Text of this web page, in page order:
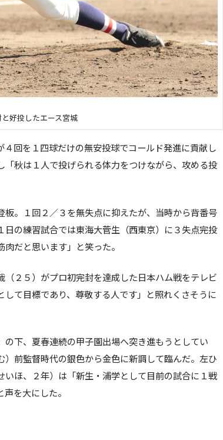
好投したエース宮城
回を１四球だけの無安投球でコールド発進に貢献し
秋は１人で投げられる体力をつけながら、攻める投
。１回２／３を無失点に抑えたが、当時から背番号
の練習試合では東海大菅生（西東京）に３失点完投
だと思います」と笑った。
２５）がプロ初完封を達成した日本ハム戦をテレビ
て目標であり、尊敬する人です」と照れくさそうに
下、夏春連続の甲子園出場へ突き進もうとしてい
前監督時代の銀色から金色に新調して臨んだ。左ひ
ほ、２年）は「新生・浦学として目前の試合に１戦
を大にした。